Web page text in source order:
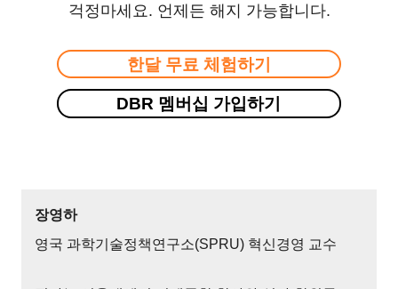
걱정마세요. 언제든 해지 가능합니다.
한달 무료 체험하기
DBR 멤버십 가입하기
장영하
영국 과학기술정책연구소(SPRU) 혁신경영 교수